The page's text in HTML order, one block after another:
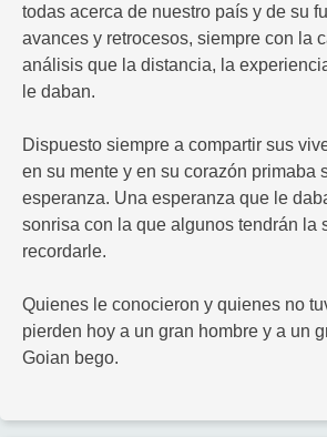
todas acerca de nuestro país y de su
avances y retrocesos, siempre con la
análisis que la distancia, la
le daban.
Dispuesto siempre a compartir sus
en su mente y en su corazón primaba
esperanza. Una esperanza que le
sonrisa con la que algunos tendrán la
recordarle.
Quienes le conocieron y quienes no
pierden hoy a un gran hombre y a un
Goian bego.